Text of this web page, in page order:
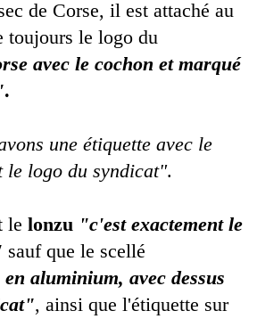
de Corse, il est attaché au
toujours le logo du
avec le cochon et marqué
.
une étiquette avec le
le logo du syndicat".
le lonzu "c'est exactement le
sauf que le scellé
aluminium, avec dessus
, ainsi que l'étiquette sur